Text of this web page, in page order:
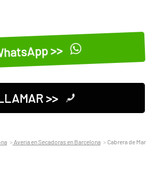
>>
>>
Averia en Secadoras en Barcelona Cabrera de Mar